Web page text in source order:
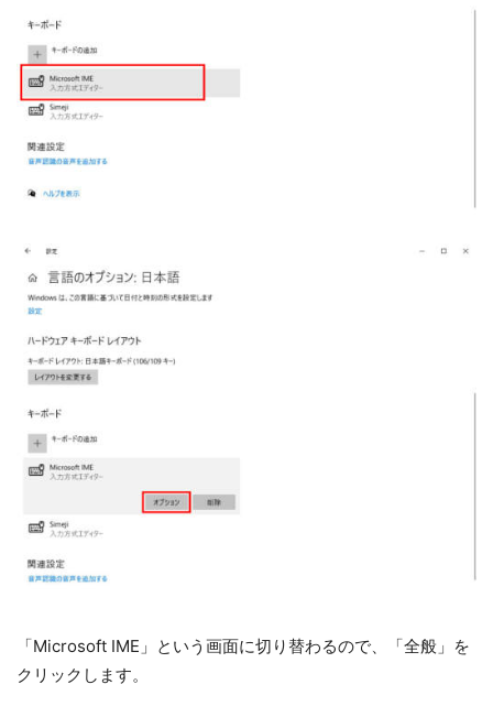
「Microsoft IME」という画面に切り替わるので、「全般」を
クリックします。